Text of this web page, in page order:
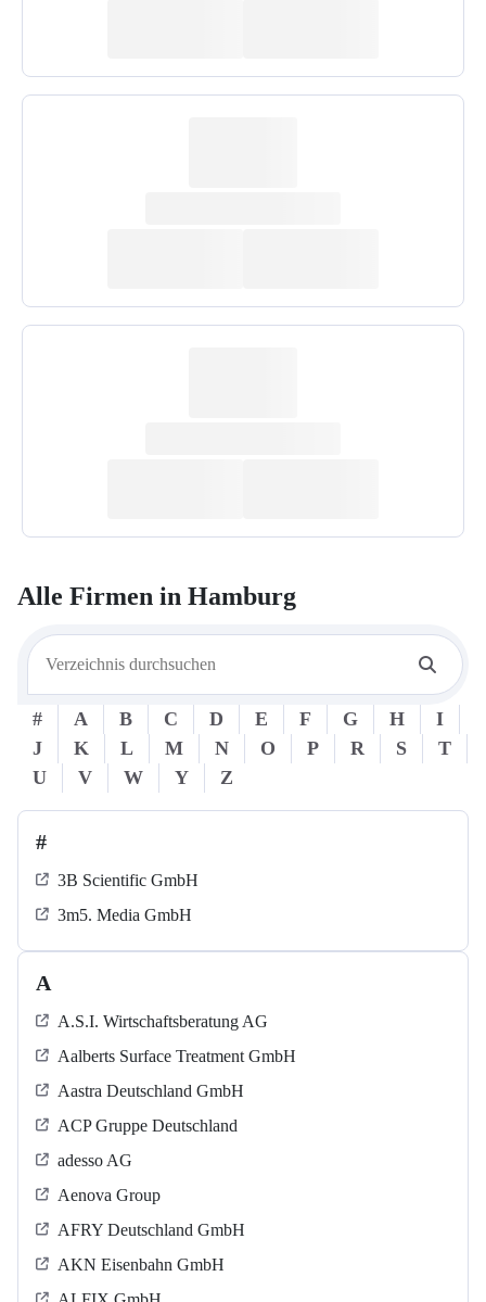
Alle Firmen in Hamburg
# A B C D E F G H
I
J
K L M N O P R S
T
U
V W Y Z
#
3B Scientific GmbH
3m5. Media GmbH
A
A.S.I. Wirtschaftsberatung AG
Aalberts Surface Treatment GmbH
Aastra Deutschland GmbH
ACP Gruppe Deutschland
adesso AG
Aenova Group
AFRY Deutschland GmbH
AKN Eisenbahn GmbH